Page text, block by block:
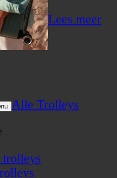
Lees meer
Alle Trolleys
trolleys